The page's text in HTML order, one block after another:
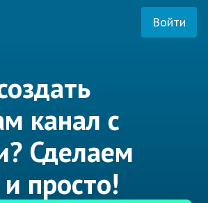
Войти
канал с
Сделаем
просто!